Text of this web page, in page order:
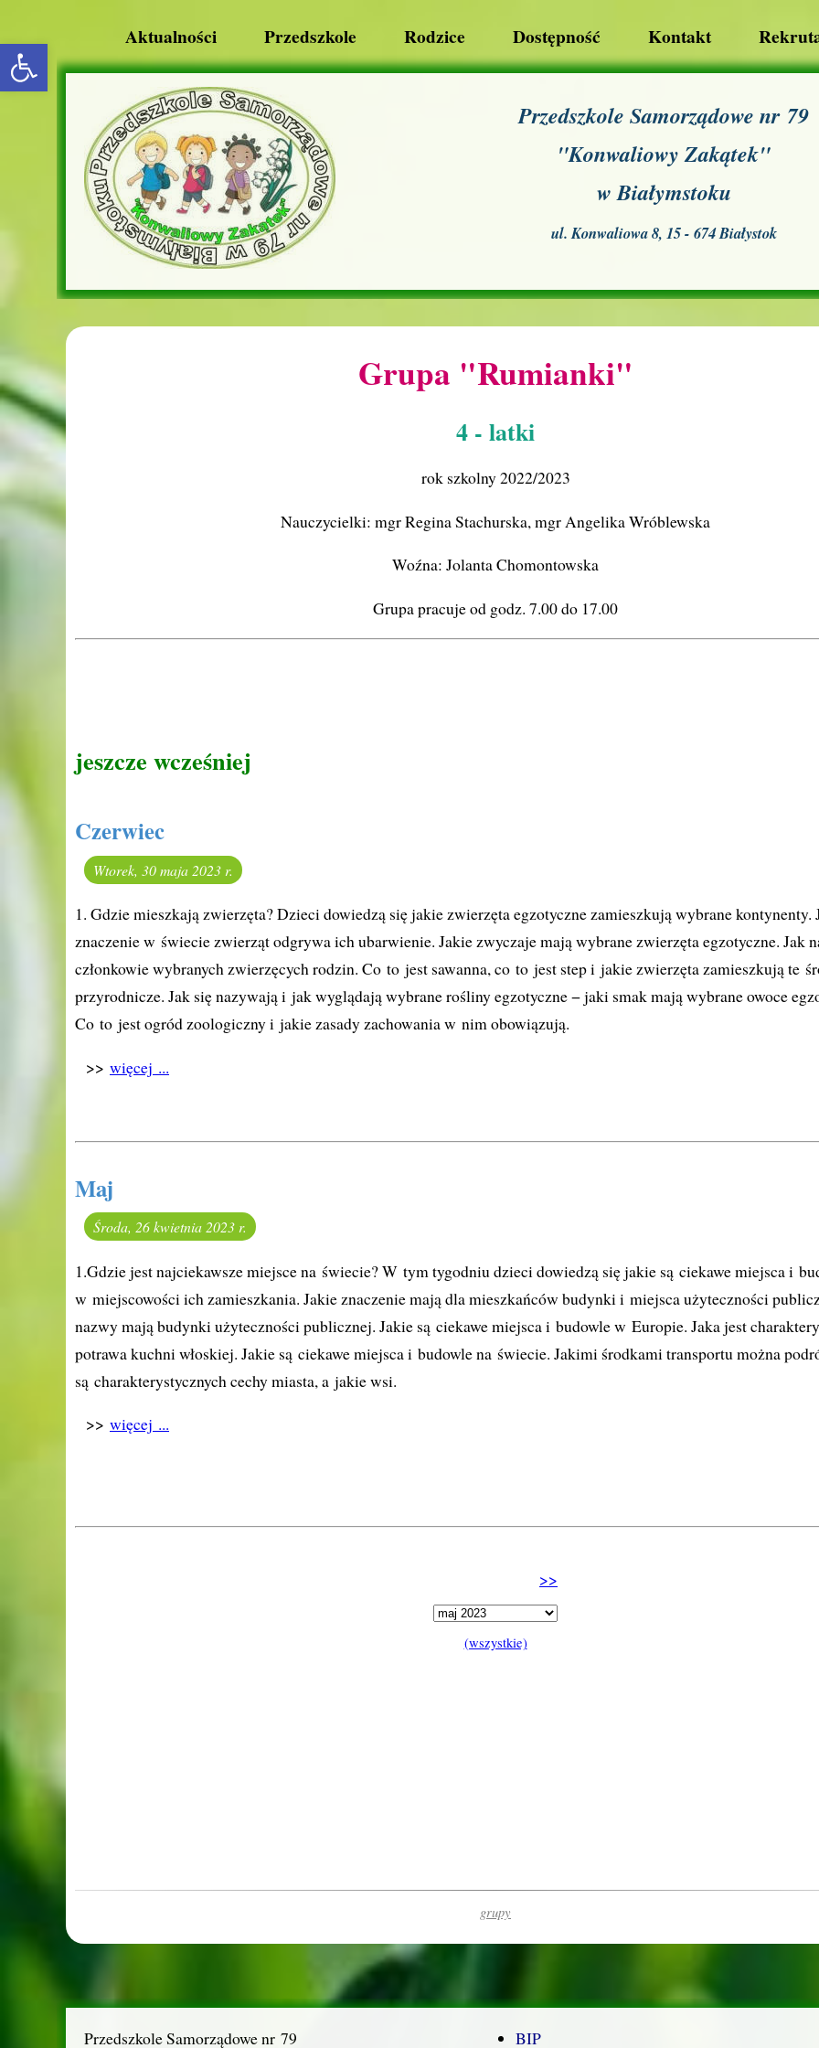
rozwiń/zwiń panel
Przedszkole Samorządowe nr 79
"Konwaliowy Zakątek"
w Białymstoku
ul. Konwaliowa 8, 15 - 674 Białystok
Aktualności Przedszkole Rodzice Dostępność Kontakt
Grupa "Rumianki"
4 - latki
rok szkolny 2022/2023
Nauczycielki: mgr Regina Stachurska, mgr Angelika Wróblewska
Woźna: Jolanta Chomontowska
Grupa pracuje od godz. 7.00 do 17.00
jeszcze wcześniej
Czerwiec
Wtorek, 30 maja 2023 r.
1. Gdzie mieszkają zwierzęta? Dzieci dowiedzą się jakie zwierzęta egzotyczne zamieszkują wybrane kontynenty.
znaczenie w świecie zwierząt odgrywa ich ubarwienie. Jakie zwyczaje mają wybrane zwierzęta egzotyczne. Jak
członkowie wybranych zwierzęcych rodzin. Co to jest sawanna, co to jest step i jakie zwierzęta zamieszkują te
przyrodnicze. Jak się nazywają i jak wyglądają wybrane rośliny egzotyczne − jaki smak mają wybrane owoce
Co to jest ogród zoologiczny i jakie zasady zachowania w nim obowiązują.
>> więcej ...
Maj
Środa, 26 kwietnia 2023 r.
1.Gdzie jest najciekawsze miejsce na świecie? W tym tygodniu dzieci dowiedzą się jakie są ciekawe miejsca i
w miejscowości ich zamieszkania. Jakie znaczenie mają dla mieszkańców budynki i miejsca użyteczności
nazwy mają budynki użyteczności publicznej. Jakie są ciekawe miejsca i budowle w Europie. Jaka jest
potrawa kuchni włoskiej. Jakie są ciekawe miejsca i budowle na świecie. Jakimi środkami transportu można
są charakterystycznych cechy miasta, a jakie wsi.
>> więcej ...
kolejna
>>
obecnie wybrany miesiąc
(wszystkie)
grupy
Przedszkole Samorządowe nr 79 BIP